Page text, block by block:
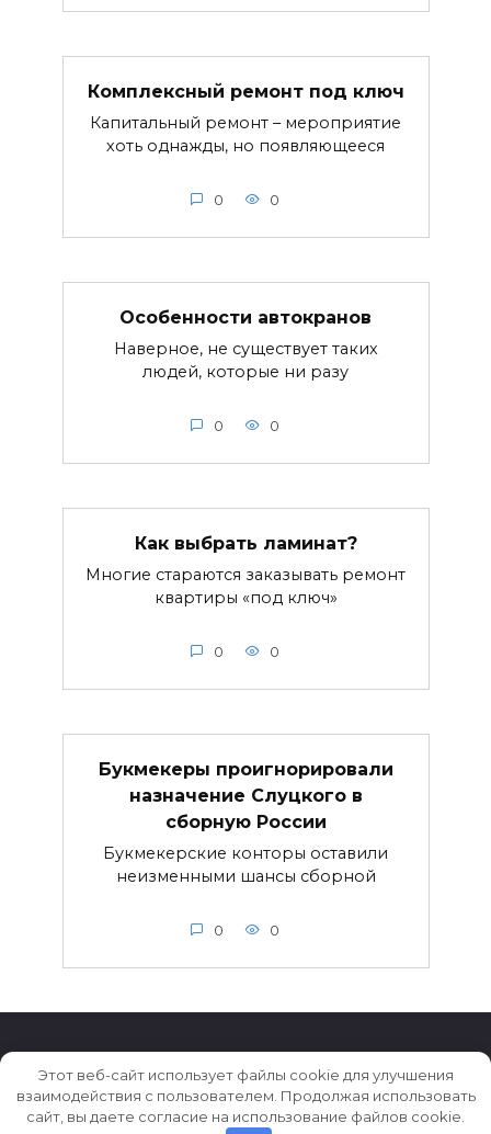
Комплексный ремонт под ключ
Капитальный ремонт – мероприятие
хоть однажды, но появляющееся
0 0
Особенности автокранов
Наверное, не существует таких
людей, которые ни разу
0 0
Как выбрать ламинат?
Многие стараются заказывать ремонт
квартиры «под ключ»
0 0
Букмекеры проигнорировали
назначение Слуцкого в
сборную России
Букмекерские конторы оставили
неизменными шансы сборной
0 0
© 2026 Истории ★ Новости ★ Факты ★ Очерки
Этот веб-сайт использует файлы cookie для улучшения
взаимодействия с пользователем. Продолжая использовать
сайт, вы даете согласие на использование файлов cookie.